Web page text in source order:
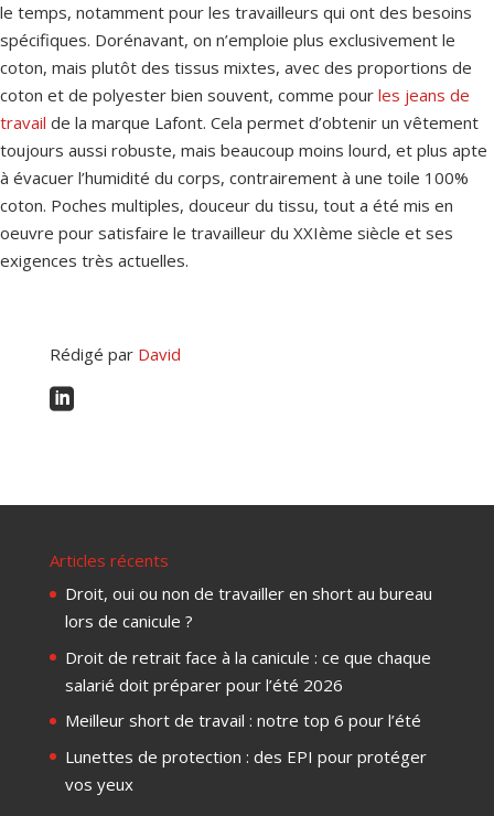
le temps, notamment pour les travailleurs qui ont des besoins
spécifiques. Dorénavant, on n’emploie plus exclusivement le
coton, mais plutôt des tissus mixtes, avec des proportions de
coton et de polyester bien souvent, comme pour les jeans de
travail de la marque Lafont. Cela permet d’obtenir un vêtement
toujours aussi robuste, mais beaucoup moins lourd, et plus apte
à évacuer l’humidité du corps, contrairement à une toile 100%
coton. Poches multiples, douceur du tissu, tout a été mis en
oeuvre pour satisfaire le travailleur du XXIème siècle et ses
exigences très actuelles.
Rédigé par David

Articles récents
Droit, oui ou non de travailler en short au bureau
lors de canicule ?
Droit de retrait face à la canicule : ce que chaque
salarié doit préparer pour l’été 2026
Meilleur short de travail : notre top 6 pour l’été
Lunettes de protection : des EPI pour protéger
vos yeux